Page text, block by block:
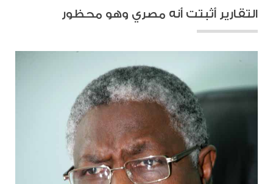
التقارير أثبتت أنه مصري وهو محظور